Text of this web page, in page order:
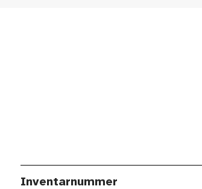
Inventarnummer